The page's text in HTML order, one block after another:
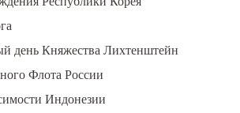
день Княжества Лихтенштейн
Флота России
Индонезии